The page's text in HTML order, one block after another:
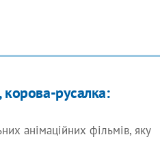
корова-русалка:
анімаційних фільмів, яку